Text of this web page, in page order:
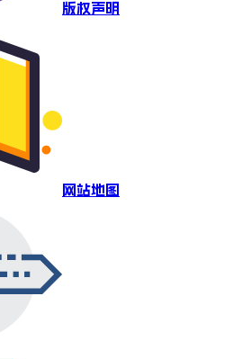
版权声明
网站地图